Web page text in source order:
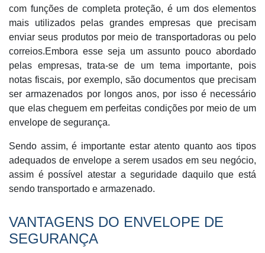
com funções de completa proteção, é um dos elementos
mais utilizados pelas grandes empresas que precisam
enviar seus produtos por meio de transportadoras ou pelo
correios.Embora esse seja um assunto pouco abordado
pelas empresas, trata-se de um tema importante, pois
notas fiscais, por exemplo, são documentos que precisam
ser armazenados por longos anos, por isso é necessário
que elas cheguem em perfeitas condições por meio de um
envelope de segurança.
Sendo assim, é importante estar atento quanto aos tipos
adequados de envelope a serem usados em seu negócio,
assim é possível atestar a seguridade daquilo que está
sendo transportado e armazenado.
VANTAGENS DO ENVELOPE DE
SEGURANÇA